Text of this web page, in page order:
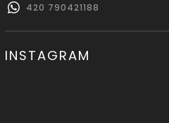
420 790421188
INSTAGRAM